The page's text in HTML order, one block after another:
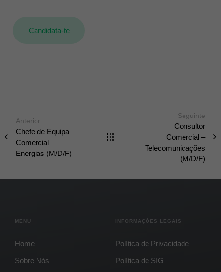
Candidata-te
Anterior
Chefe de Equipa
Comercial –
Energias (M/D/F)
Seguinte
Consultor
Comercial –
Telecomunicações
(M/D/F)
MENU
Home
Sobre Nós
INFORMAÇÕES LEGAIS
Política de Privacidade
Política de SIG